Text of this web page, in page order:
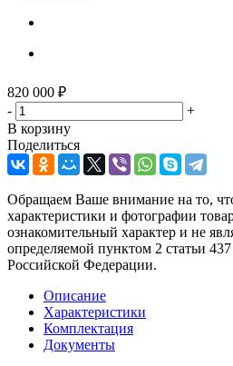
820 000 ₽
-
+
В корзину
Поделиться
Обращаем Ваше внимание на то,
характеристики и фотографии
ознакомительный характер и не
определяемой пунктом 2 статьи
Российской Федерации.
Описание
Характеристики
Комплектация
Документы